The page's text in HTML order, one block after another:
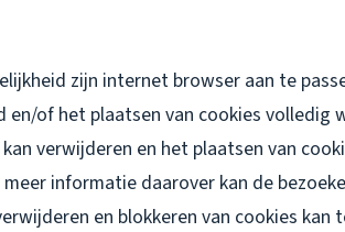
zijn internet browser aan te
en/of het plaatsen van cookies volledig
verwijderen en het plaatsen van
informatie daarover kan de
en blokkeren van cookies